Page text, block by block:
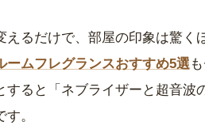
えるだけで、部屋の印象は驚く
ームフレグランスおすすめ5選
すると「ネブライザーと超音波
。